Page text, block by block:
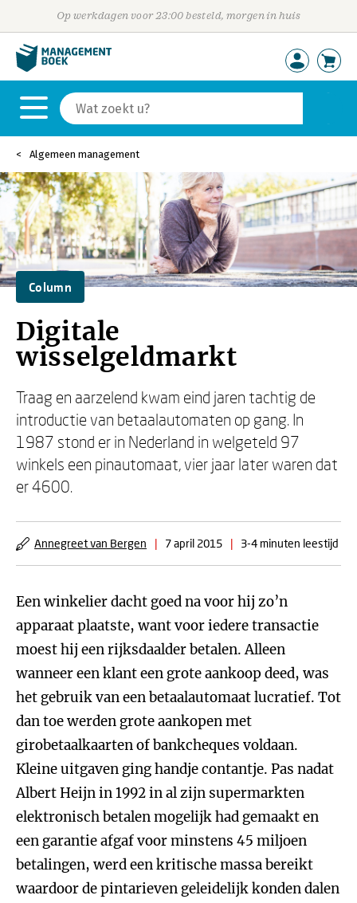
Op werkdagen voor 23:00 besteld, morgen in huis
Algemeen management
Column
Digitale
wisselgeldmarkt
Traag en aarzelend kwam eind jaren tachtig de
introductie van betaalautomaten op gang. In
1987 stond er in Nederland in welgeteld 97
winkels een pinautomaat, vier jaar later waren dat
er 4600.
Annegreet van Bergen | 7 april 2015 | 3-4 minuten leestijd
Een winkelier dacht goed na voor hij zo’n
apparaat plaatste, want voor iedere transactie
moest hij een rijksdaalder betalen. Alleen
wanneer een klant een grote aankoop deed, was
het gebruik van een betaalautomaat lucratief. Tot
dan toe werden grote aankopen met
girobetaalkaarten of bankcheques voldaan.
Kleine uitgaven ging handje contantje. Pas nadat
Albert Heijn in 1992 in al zijn supermarkten
elektronisch betalen mogelijk had gemaakt en
een garantie afgaf voor minstens 45 miljoen
betalingen, werd een kritische massa bereikt
waardoor de pintarieven geleidelijk konden dalen